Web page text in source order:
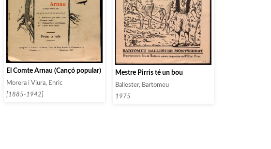
El Comte Arnau (Cançó popular)
Morera i Viura, Enric
[1885-1942]
Mestre Pirris té un bou
Ballester, Bartomeu
1975